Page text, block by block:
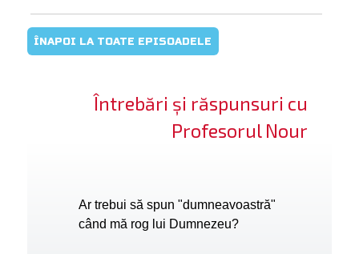
ÎNAPOI LA TOATE EPISOADELE
Întrebări și răspunsuri cu
Profesorul Nour
Ar trebui să spun "dumneavoastră"
când mă rog lui Dumnezeu?